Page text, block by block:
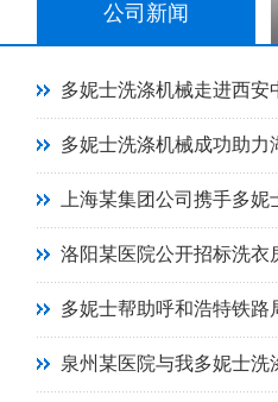
公司新闻
多妮士洗涤机械走进西
多妮士洗涤机械成功助力
上海某集团公司携手多
洛阳某医院公开招标洗衣
多妮士帮助呼和浩特铁路
泉州某医院与我多妮士